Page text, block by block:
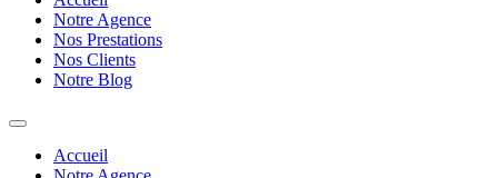
Notre Agence
Nos Prestations
Nos Clients
Notre Blog
Accueil